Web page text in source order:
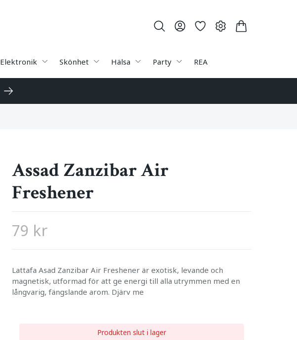
Elektronik Skönhet Hälsa Party REA
Assad Zanzibar Air
Freshener
79 kr
Lattafa Asad Zanzibar Air Freshener är exotisk, levande och
magnetisk, utformad för att ge energi till alla utrymmen med en
långvarig, fängslande arom. Djärv me
Produkten slut i lager